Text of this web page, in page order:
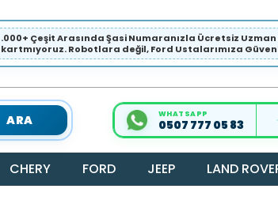
Çeşit Arasında Şasi Numaranızla Ücretsiz
Robotlara değil, Ford Ustalarımıza
ARA WHATSAPP
0507 777 05 83
CHERY FORD JEEP LAND